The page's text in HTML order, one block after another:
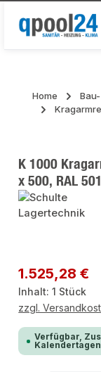
Zum Hauptinhalt
Home
K 1000
x 500, RAL
Regulärer Preis:
1.525,28 €
Inhalt:1 Stück
zzgl.
Verfügbar,
Kalendertagen